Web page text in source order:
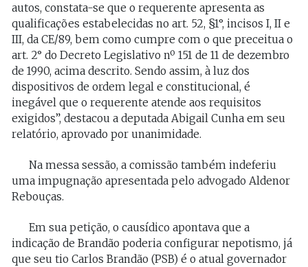
autos, constata-se que o requerente apresenta as
qualificações estabelecidas no art. 52, §1°, incisos I, II e
III, da CE/89, bem como cumpre com o que preceitua o
art. 2° do Decreto Legislativo nº 151 de 11 de dezembro
de 1990, acima descrito. Sendo assim, à luz dos
dispositivos de ordem legal e constitucional, é
inegável que o requerente atende aos requisitos
exigidos”, destacou a deputada Abigail Cunha em seu
relatório, aprovado por unanimidade.
Na messa sessão, a comissão também indeferiu
uma impugnação apresentada pelo advogado Aldenor
Rebouças.
Em sua petição, o causídico apontava que a
indicação de Brandão poderia configurar nepotismo, já
que seu tio Carlos Brandão (PSB) é o atual governador